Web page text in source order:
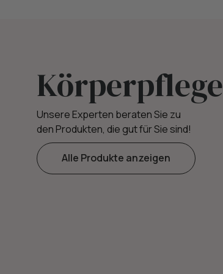
Körperpflege
Unsere Experten beraten Sie zu
den Produkten, die gut für Sie sind!
Alle Produkte anzeigen